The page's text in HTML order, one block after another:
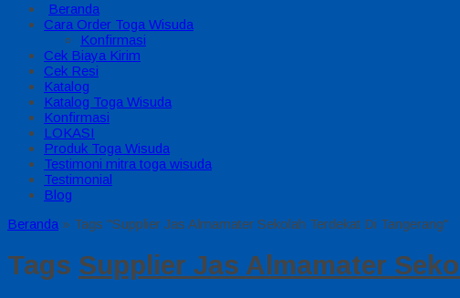
Beranda
Cara Order Toga Wisuda
Konfirmasi
Cek Biaya Kirim
Cek Resi
Katalog
Katalog Toga Wisuda
Konfirmasi
LOKASI
Produk Toga Wisuda
Testimoni mitra toga wisuda
Testimonial
Blog
Beranda » Tags "Supplier Jas Almamater Sekolah Terdekat Di Tangerang"
Tags Supplier Jas Almamater